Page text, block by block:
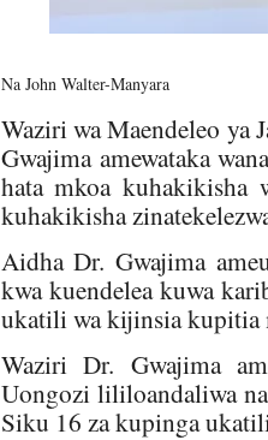
Na John Walter-Manyara
Waziri wa Maendeleo ya
Gwajimaamewataka
hata mkoa kuhakikisha
kuhakikisha
Aidha Dr. Gwajima
kwa kuendelea kuwa
ukatili wa kijinsia kupitia
Waziri Dr. Gwajima
Uongozi lililoandaliwa
Siku 16 za kupinga